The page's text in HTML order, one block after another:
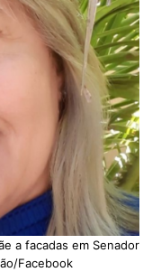
a facadas em Senador
Facebook